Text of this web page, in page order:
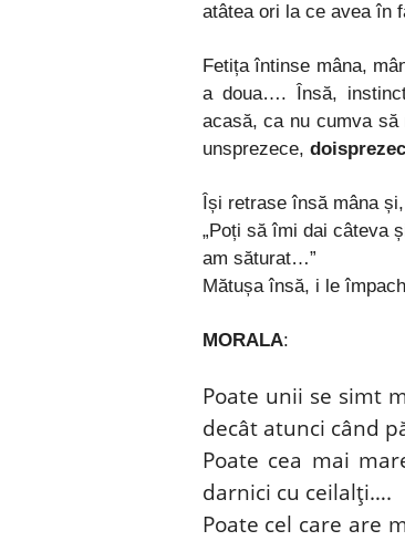
atâtea ori la ce avea în
Fetița întinse mâna,
a doua…. Însă,
acasă, ca nu cumva
unsprezece,
Își retrase însă mâna
„Poți să îmi dai câteva
am săturat…”
Mătușa însă, i le
MORALA:
Poate unii se simt
decât atunci când
Poate cea mai
darnici cu ceilalți….
Poate cel care are